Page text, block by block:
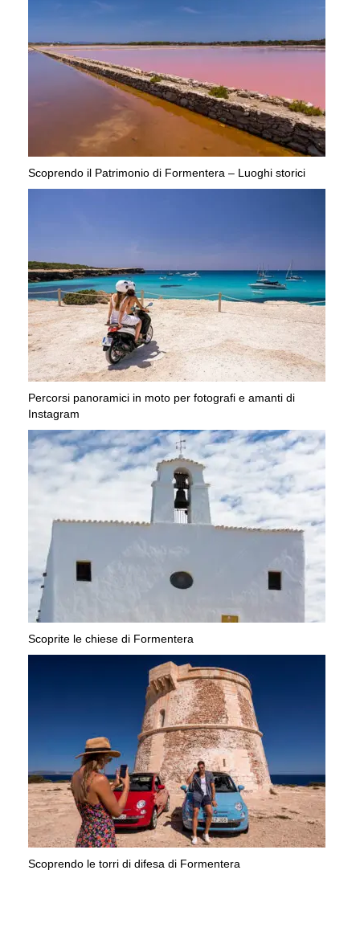
Scoprendo il Patrimonio di Formentera – Luoghi storici
Percorsi panoramici in moto per fotografi e amanti di
Instagram
Scoprite le chiese di Formentera
Scoprendo le torri di difesa di Formentera